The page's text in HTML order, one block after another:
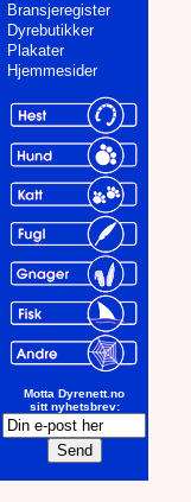
Bransjeregister
Dyrebutikker
Plakater
Hjemmesider
Motta Dyrenett.no
sitt nyhetsbrev: